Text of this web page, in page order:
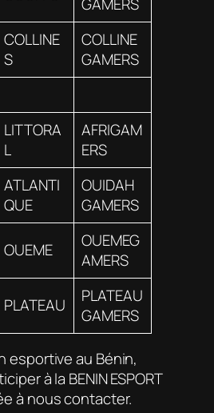
GAMERS
COLLINE
S
COLLINE
GAMERS
LITTORA
L
AFRIGAM
ERS
ATLANTI
QUE
OUIDAH
GAMERS
OUEME
OUEMEG
AMERS
PLATEAU
PLATEAU
GAMERS
esportive au Bénin,
à la BENIN ESPORT
à nous contacter.